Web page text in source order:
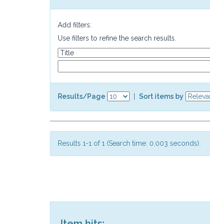
Add filters:
Use filters to refine the search results.
Results/Page Sort items by
Results 1-1 of 1 (Search time: 0.003 seconds).